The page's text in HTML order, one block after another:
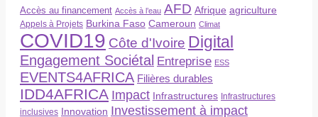
Accès au financement Accès à l’eau AFD Afrique agriculture
Appels à Projets Burkina Faso Cameroun Climat
COVID19 Côte d'Ivoire Digital
Engagement Sociétal Entreprise ESS
EVENTS4AFRICA Filières durables
IDD4AFRICA Impact Infrastructures Infrastructures
inclusives Innovation Investissement à impact